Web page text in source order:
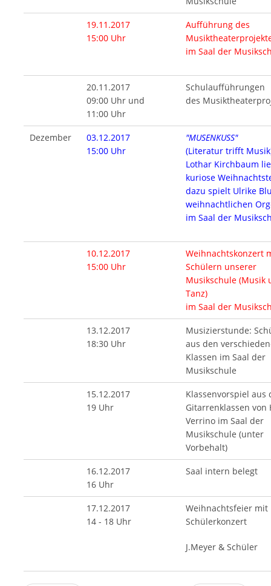
19.11.2017
15:00 Uhr
Aufführung des
im Saal der
20.11.2017
09:00 Uhr und
11:00 Uhr
Schulaufführungen
des
Dezember
03.12.2017
15:00 Uhr
"MUSENKUSS"
(Literatur trifft
Lothar Kirchbaum
kuriose
dazu spielt Ulrike
weihnachtlichen
im Saal der
10.12.2017
15:00 Uhr
Weihnachtskonzert
Schülern unserer
Musikschule (Musik
Tanz)
im Saal der
13.12.2017
18:30 Uhr
Musizierstunde:
aus den
Klassen im Saal der
Musikschule
15.12.2017
19 Uhr
Klassenvorspiel aus
Gitarrenklassen von
Verrino im Saal der
Musikschule (unter
Vorbehalt)
16.12.2017
16 Uhr
Saal intern belegt
17.12.2017
14 - 18 Uhr
Weihnachtsfeier mit
Schülerkonzert
J.Meyer & Schüler